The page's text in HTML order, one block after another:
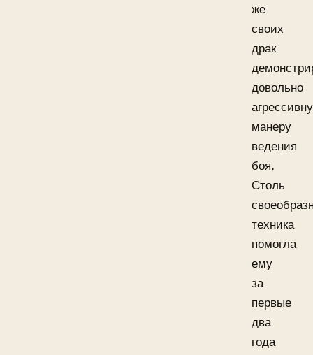
же
своих
драк
довольно
манеру
ведения
боя.
Столь
техника
помогла
ему
за
первые
два
года